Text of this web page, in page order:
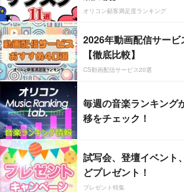
オリコン顧客満足度ランキング
2026年動画配信サー
【徹底比較】
CS動画配信サービス20選
毎週の音楽ランキング
移をチェック！
試写会、登壇イベント
どプレゼント！
プレゼント特集